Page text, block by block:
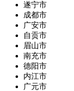
遂宁市
成都市
广安市
自贡市
眉山市
南充市
德阳市
内江市
广元市